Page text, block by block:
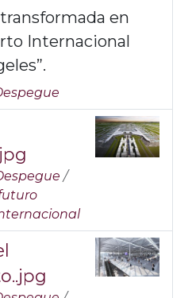
en
Internacional
/